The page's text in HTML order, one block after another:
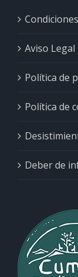
Aviso Legal
Política de
Política de
Deber de